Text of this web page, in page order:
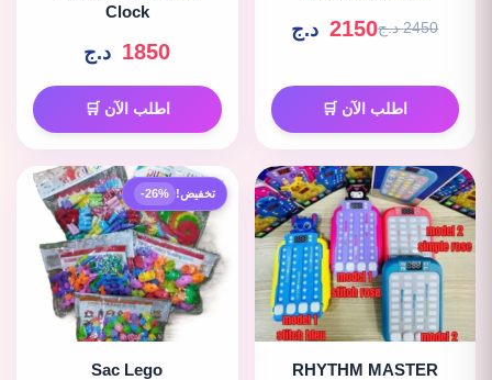
2450 د.ج 2150 د.ج
اطلب الآن 🛒
Clock
1850 د.ج
اطلب الآن 🛒
RHYTHM MASTER
تخفيض! -26%
Sac Lego